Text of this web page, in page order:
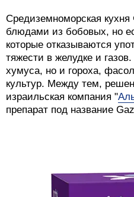
Средиземноморская кухня
блюдами из бобовых, но
которые отказываются
тяжести в желудке и
хумуса, но и гороха,
культур. Между тем,
израильская компания "